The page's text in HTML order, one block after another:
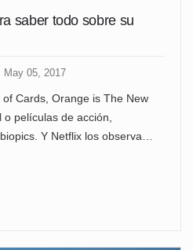
saber todo sobre su
May 05, 2017
Cards, Orange is The New
películas de acción,
Y Netflix los observa…